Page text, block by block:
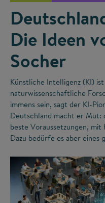
Die Ideen
Socher
Künstliche Intelligenz (KI)
naturwissenschaftliche
immens sein, sagt der KI-
Deutschland macht er Mut:
beste Voraussetzungen,
Dazu bedürfe es aber eines